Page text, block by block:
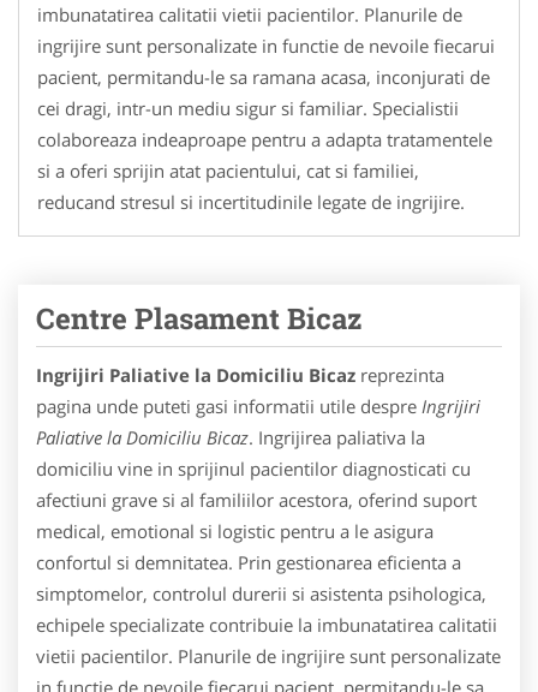
imbunatatirea calitatii vietii pacientilor. Planurile de
ingrijire sunt personalizate in functie de nevoile fiecarui
pacient, permitandu-le sa ramana acasa, inconjurati de
cei dragi, intr-un mediu sigur si familiar. Specialistii
colaboreaza indeaproape pentru a adapta tratamentele
si a oferi sprijin atat pacientului, cat si familiei,
reducand stresul si incertitudinile legate de ingrijire.
Centre Plasament Bicaz
Ingrijiri Paliative la Domiciliu Bicaz reprezinta
pagina unde puteti gasi informatii utile despre Ingrijiri
Paliative la Domiciliu Bicaz. Ingrijirea paliativa la
domiciliu vine in sprijinul pacientilor diagnosticati cu
afectiuni grave si al familiilor acestora, oferind suport
medical, emotional si logistic pentru a le asigura
confortul si demnitatea. Prin gestionarea eficienta a
simptomelor, controlul durerii si asistenta psihologica,
echipele specializate contribuie la imbunatatirea calitatii
vietii pacientilor. Planurile de ingrijire sunt personalizate
in functie de nevoile fiecarui pacient, permitandu-le sa